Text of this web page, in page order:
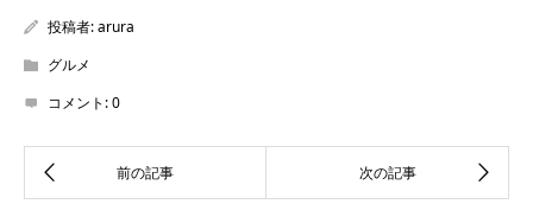
投稿者:arura
グルメ
コメント:0